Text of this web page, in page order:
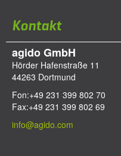
Kontakt
agido GmbH
Hörder Hafenstraße 11
44263 Dortmund
Fon:+49 231 399 802 70
Fax:+49 231 399 802 69
info@agido.com